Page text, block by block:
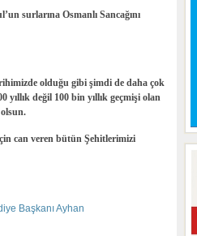
surlarına Osmanlı Sancağını
olduğu gibi şimdi de daha çok
yıllık değil 100 bin yıllık geçmişi olan
can veren bütün Şehitlerimizi
Başkanı Ayhan